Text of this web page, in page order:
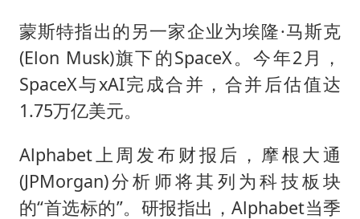
蒙斯特指出的另一家企业为埃隆·马斯克
(Elon Musk)旗下的SpaceX。今年2月，
SpaceX与xAI完成合并，合并后估值达
1.75万亿美元。
Alphabet上周发布财报后，摩根大通
(JPMorgan)分析师将其列为科技板块
的“首选标的”。研报指出，Alphabet当季